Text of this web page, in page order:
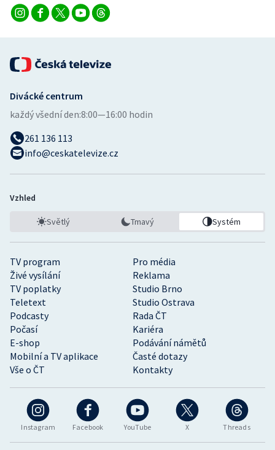
Instagram Facebook YouTube X Threads
TV program
Pro média
Živé vysílání
Reklama
TV poplatky
Studio Brno
Teletext
Studio Ostrava
Podcasty
Rada ČT
Počasí
Kariéra
E-shop
Podávání námětů
Mobilní a TV aplikace
Časté dotazy
Vše o ČT
Kontakty
Divácké centrum
každý všední den:8:00—16:00 hodin
261 136 113
info@ceskatelevize.cz
Vzhled
Světlý Tmavý Systém